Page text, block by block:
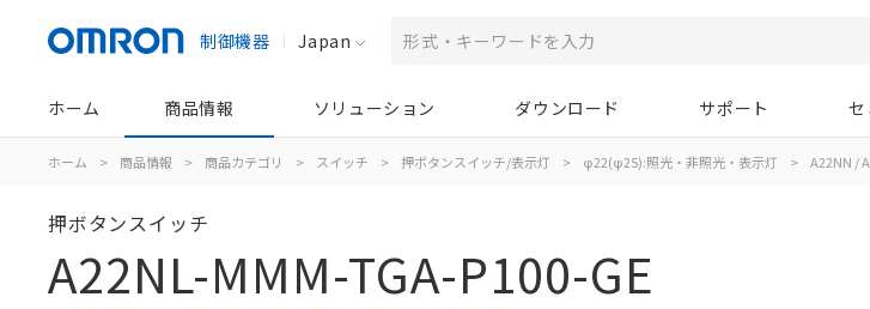
制御機器 Japan
ホーム 商品情報 ソリューション ダウンロード サポート セ
ホーム > 商品情報 > 商品カテゴリ > スイッチ > 押ボタンスイッチ/表示灯 > φ22(φ25):照光・非照光・表示灯 > A22NN /
押ボタンスイッチ
A22NL-MMM-TGA-P100-GE